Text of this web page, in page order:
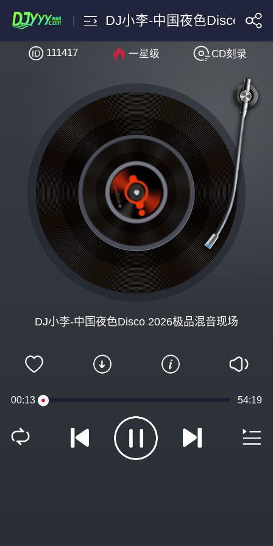
搜索
DJ小李-中国夜色Disco
DJ小李-中国夜色Disco 2026极品混音现场
111417 一星级 CD刻录
00:13 54:19